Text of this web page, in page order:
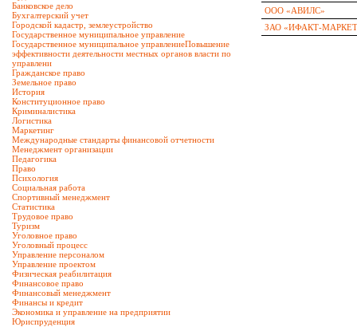
Банковское дело
Бухгалтерский учет
Городской кадастр, землеустройство
Государственное муниципальное управление
Государственное муниципальное управлениеПовышение
эффективности деятельности местных органов власти по
управлени
Гражданское право
Земельное право
История
Конституционное право
Криминалистика
Логистика
Маркетинг
Международные стандарты финансовой отчетности
Менеджмент организации
Педагогика
Право
Психология
Социальная работа
Спортивный менеджмент
Статистика
Трудовое право
Туризм
Уголовное право
Уголовный процесс
Управление персоналом
Управление проектом
Физическая реабилитация
Финансовое право
Финансовый менеджмент
Финансы и кредит
Экономика и управление на предприятии
Юриспруденция
ООО «АВИЛС»
ЗАО «ИФАКТ-